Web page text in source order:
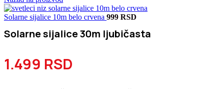
Solarne sijalice 10m belo crvena 999 RSD
Solarne sijalice 30m ljubičasta
1.499 RSD